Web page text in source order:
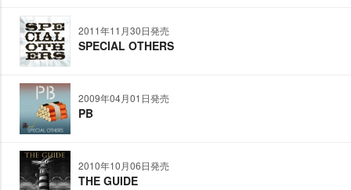
2011年11月30日発売
SPECIAL OTHERS
2009年04月01日発売
PB
2010年10月06日発売
THE GUIDE